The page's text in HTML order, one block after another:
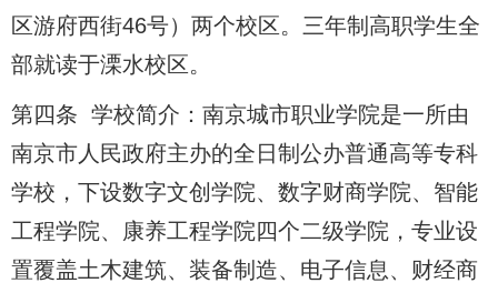
区游府西街46号）两个校区。三年制高职学生全
部就读于溧水校区。
第四条 学校简介：南京城市职业学院是一所由
南京市人民政府主办的全日制公办普通高等专科
学校，下设数字文创学院、数字财商学院、智能
工程学院、康养工程学院四个二级学院，专业设
置覆盖土木建筑、装备制造、电子信息、财经商